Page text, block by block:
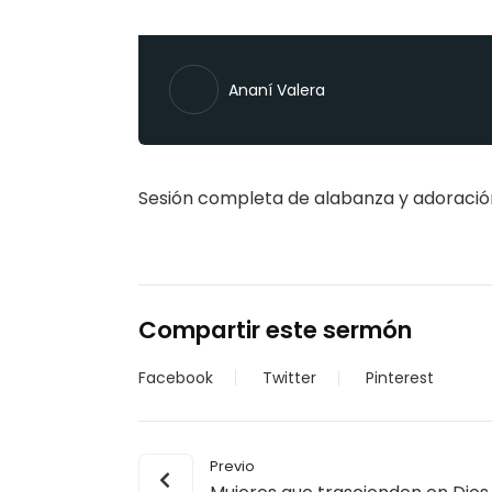
Ananí Valera
Sesión completa de alabanza y
Compartir este sermón
Facebook Twitter Pinterest
Previo